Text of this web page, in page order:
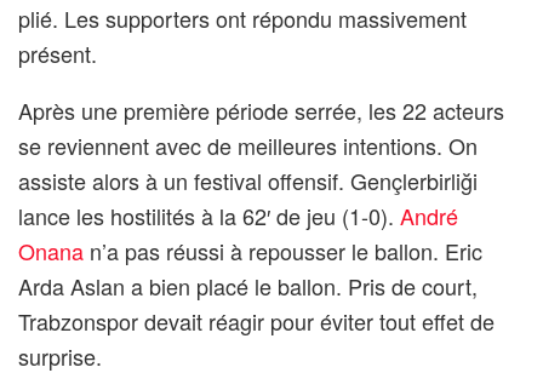
plié. Les supporters ont répondu massivement
présent.
Après une première période serrée, les 22 acteurs
se reviennent avec de meilleures intentions. On
assiste alors à un festival offensif. Gençlerbirliği
lance les hostilités à la 62′ de jeu (1-0). André
Onana n’a pas réussi à repousser le ballon. Eric
Arda Aslan a bien placé le ballon. Pris de court,
Trabzonspor devait réagir pour éviter tout effet de
surprise.